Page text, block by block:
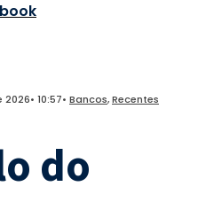
2026• 10:57• Bancos,Recentes
do